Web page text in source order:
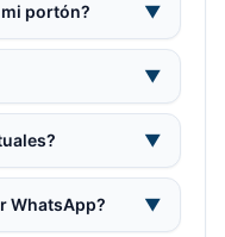
portón? ▼
▼
▼
WhatsApp? ▼